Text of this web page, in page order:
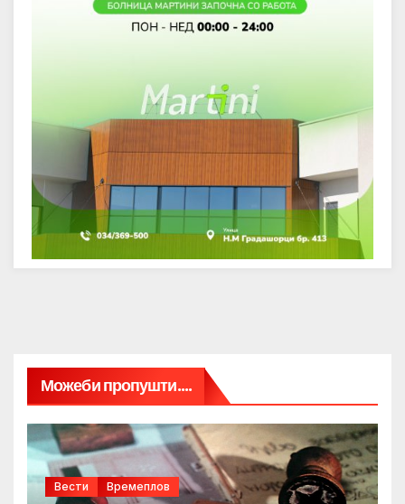
Можеби пропушти....
Вести Времеплов